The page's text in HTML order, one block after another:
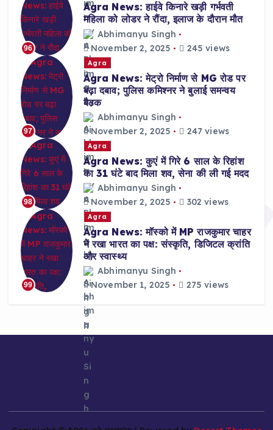
96
Agra News: हाईवे किनारे खड़ी गर्भवती
महिला को लोडर ने रौंदा, इलाज के दौरान मौत
Abhimanyu Singh
November 2, 2025
245 views
97
Agra
Agra News: मेट्रो निर्माण से MG रोड पर
बढ़ा दबाव; पुलिस कमिश्नर ने बुलाई समन्वय
बैठक
Abhimanyu Singh
November 2, 2025
247 views
98
Agra
Agra News: कुएं में गिरे 6 साल के रिहांश
का 31 घंटे बाद मिला शव, सेना की ली गई मदद
Abhimanyu Singh
November 2, 2025
302 views
99
Agra
Agra News: मॉस्को में MP राजकुमार चाहर
ने रखा भारत का पक्ष: संस्कृति, डिजिटल क्रांति
और स्वास्थ्य
Abhimanyu Singh
November 1, 2025
275 views